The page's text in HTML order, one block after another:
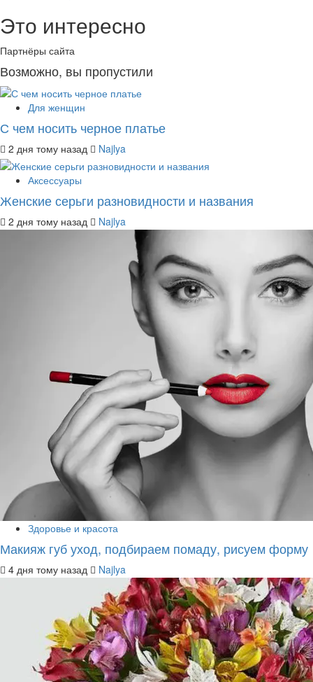
Это интересно
Партнёры сайта
Возможно, вы пропустили
Для женщин
С чем носить черное платье
2 дня тому назад Najlya
Аксессуары
Женские серьги разновидности и названия
2 дня тому назад Najlya
Здоровье и красота
Макияж губ уход, подбираем помаду, рисуем форму
4 дня тому назад Najlya